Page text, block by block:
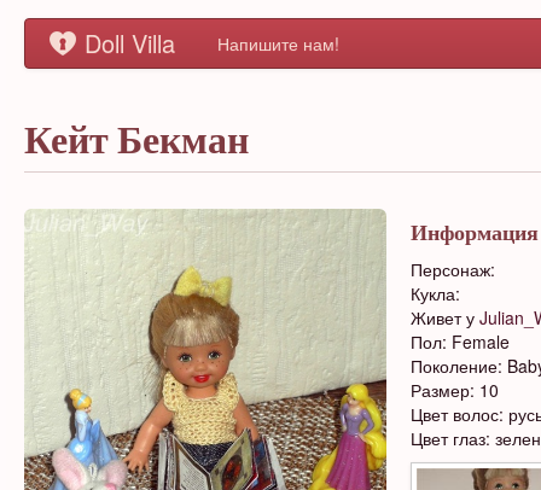
Doll Villa Напишите нам!
Кейт Бекман
Информация
Персонаж:
Кукла:
Живет у
Пол: Female
Поколение:
Размер: 10
Цвет волос:
Цвет глаз: